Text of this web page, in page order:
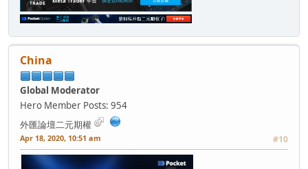
China
Global Moderator
Hero Member Posts: 954
外匯論壇二元期權
Apr 18, 2020, 10:51 am #10